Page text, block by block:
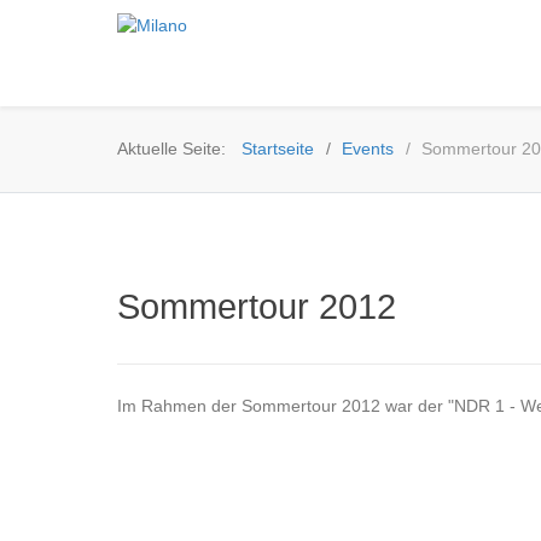
Aktuelle Seite: Startseite Events Sommertour
Sommertour 2012
Im Rahmen der Sommertour 2012 war der "NDR 1 -